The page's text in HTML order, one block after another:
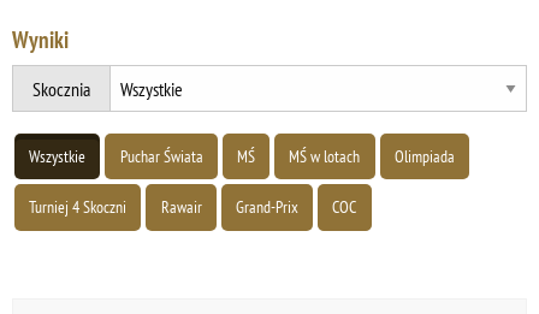
Wyniki
Skocznia
Wszystkie Puchar Świata MŚ MŚ w lotach Olimpiada
Turniej 4 Skoczni Rawair Grand-Prix COC